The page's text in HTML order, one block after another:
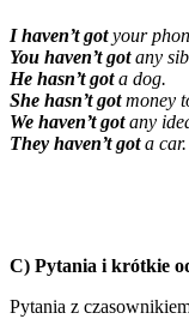
I haven’t gotyour
You haven’t gotany
He hasn’t gota dog.
She hasn’t gotmoney
We haven’t gotany
They haven’t gota car.
C) Pytania i krótkie
Pytania z